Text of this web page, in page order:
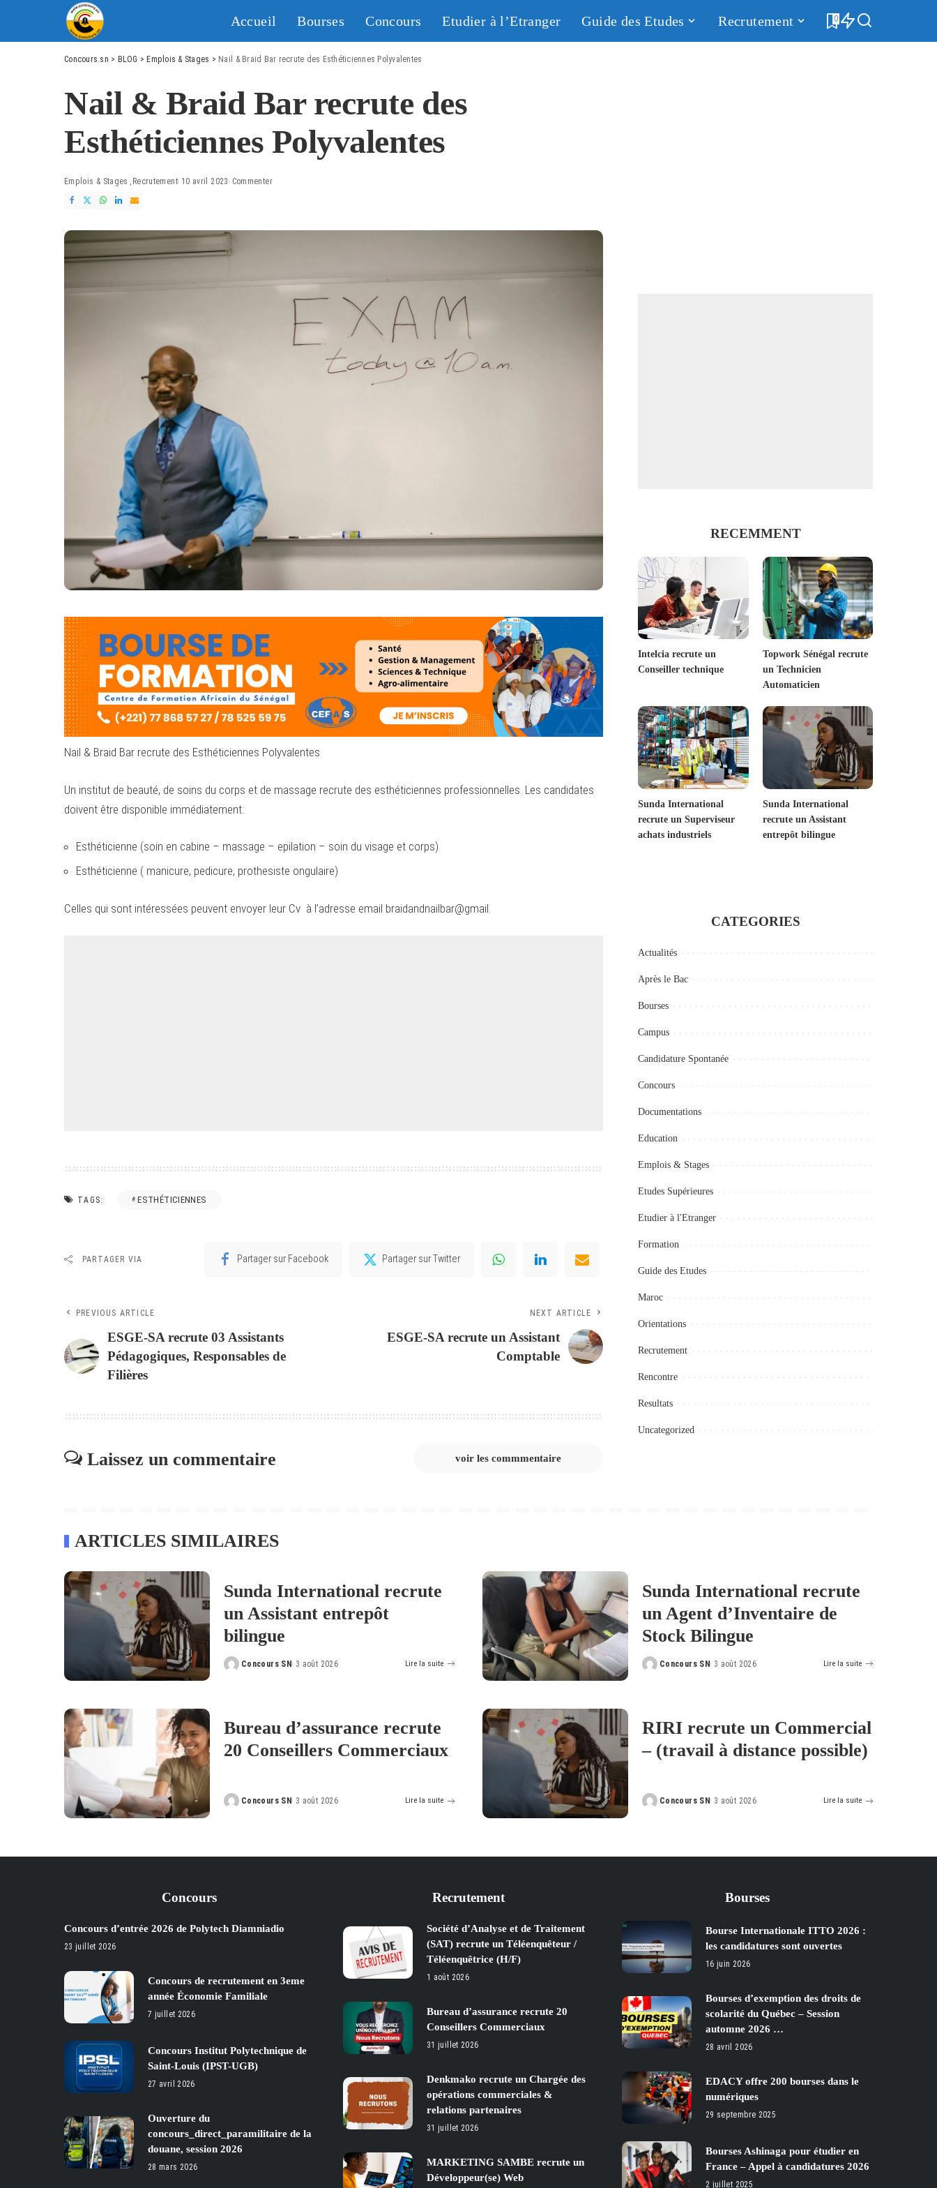
Accueil Bourses Concours Etudier à l’Etranger Guide des Etudes Recrutement 0
Concours.sn > BLOG > Emplois & Stages > Nail & Braid Bar recrute des Esthéticiennes Polyvalentes
Nail & Braid Bar recrute des
Esthéticiennes Polyvalentes
Emplois & Stages Recrutement 10 avril 2023 Commenter
Nail & Braid Bar recrute des Esthéticiennes Polyvalentes
Un institut de beauté, de soins du corps et de massage recrute des esthéticiennes professionnelles. Les candidates
doivent être disponible immédiatement.
Esthéticienne (soin en cabine – massage – epilation – soin du visage et corps)
Esthéticienne ( manicure, pedicure, prothesiste ongulaire)
Celles qui sont intéressées peuvent envoyer leur Cv à l’adresse email braidandnailbar@gmail.
TAGS: ESTHÉTICIENNES
PARTAGER VIA Partager sur Facebook Partager sur Twitter
PREVIOUS ARTICLE
ESGE-SA recrute 03 Assistants
Pédagogiques, Responsables de
Filières
NEXT ARTICLE
ESGE-SA recrute un Assistant
Comptable
Laissez un commentaire voir les commmentaire
RECEMMENT
Intelcia recrute un
Conseiller technique
Topwork Sénégal recrute
un Technicien
Automaticien
Sunda International
recrute un Superviseur
achats industriels
Sunda International
recrute un Assistant
entrepôt bilingue
CATEGORIES
Actualités
Après le Bac
Bourses
Campus
Candidature Spontanée
Concours
Documentations
Education
Emplois & Stages
Etudes Supérieures
Etudier à l'Etranger
Formation
Guide des Etudes
Maroc
Orientations
Recrutement
Rencontre
Resultats
Uncategorized
ARTICLES SIMILAIRES
Sunda International recrute
un Assistant entrepôt
bilingue
Posted
Concours SN 3 août 2026 Lire la suite
Sunda International recrute
un Agent d’Inventaire de
Stock Bilingue
Posted
Concours SN 3 août 2026 Lire la suite
Bureau d’assurance recrute
20 Conseillers Commerciaux
Posted
Concours SN 3 août 2026 Lire la suite
RIRI recrute un Commercial
– (travail à distance possible)
Posted
Concours SN 3 août 2026 Lire la suite
Concours
Concours d’entrée 2026 de Polytech Diamniadio
23 juillet 2026
Concours de recrutement en 3eme
année Économie Familiale
7 juillet 2026
Concours Institut Polytechnique de
Saint-Louis (IPST-UGB)
27 avril 2026
Ouverture du
concours_direct_paramilitaire de la
douane, session 2026
28 mars 2026
Recrutement
Société d’Analyse et de Traitement
(SAT) recrute un Téléenquêteur /
Téléenquêtrice (H/F)
1 août 2026
Bureau d’assurance recrute 20
Conseillers Commerciaux
31 juillet 2026
Denkmako recrute un Chargée des
opérations commerciales &
relations partenaires
31 juillet 2026
MARKETING SAMBE recrute un
Développeur(se) Web
Bourses
Bourse Internationale ITTO 2026 :
les candidatures sont ouvertes
16 juin 2026
Bourses d’exemption des droits de
scolarité du Québec – Session
automne 2026 …
28 avril 2026
EDACY offre 200 bourses dans le
numériques
29 septembre 2025
Bourses Ashinaga pour étudier en
France – Appel à candidatures 2026
2 juillet 2025